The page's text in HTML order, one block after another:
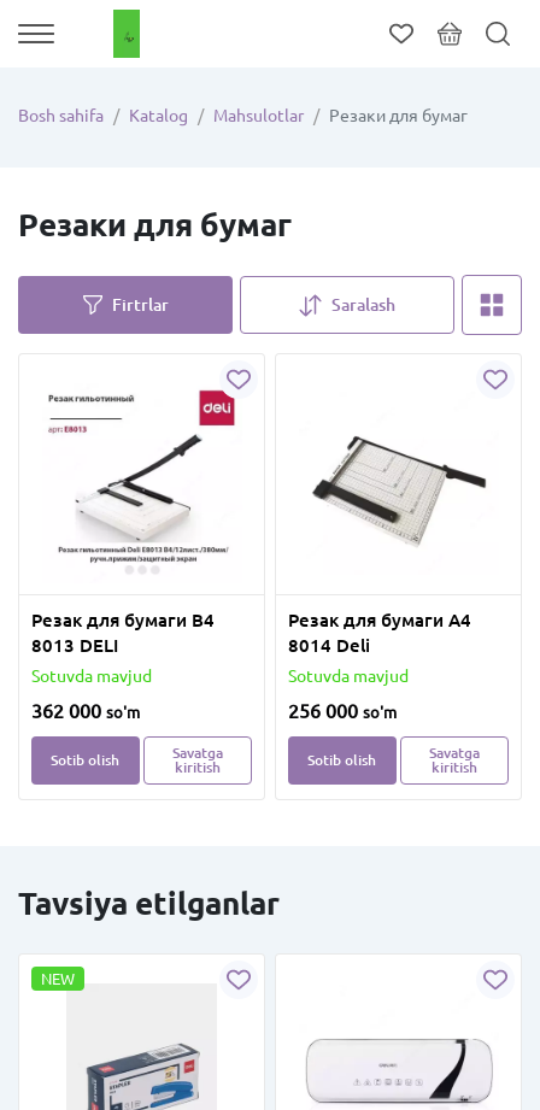
Bosh sahifa Katalog Mahsulotlar Резаки для бумаг
Резаки для бумаг
Firtrlar Saralash
Резак для бумаги B4
8013 DELI
Sotuvda mavjud
362 000 so'm
Sotib olish
Savatga
kiritish
Резак для бумаги A4
8014 Deli
Sotuvda mavjud
256 000 so'm
Sotib olish
Savatga
kiritish
Tavsiya etilganlar
NEW